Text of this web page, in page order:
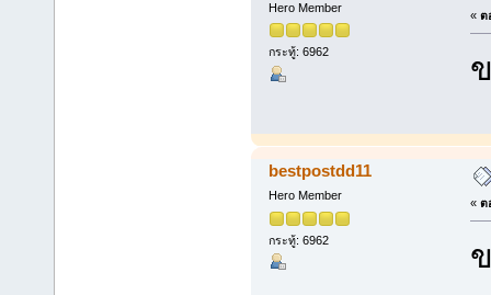
Hero Member
กระทู้: 6962
« ต
bestpostdd11
Hero Member
กระทู้: 6962
« ต